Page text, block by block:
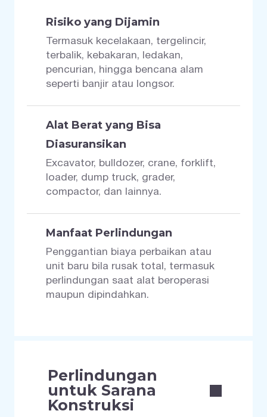
Risiko yang Dijamin
Termasuk kecelakaan, tergelincir,
terbalik, kebakaran, ledakan,
pencurian, hingga bencana alam
seperti banjir atau longsor.
Alat Berat yang Bisa
Diasuransikan
Excavator, bulldozer, crane, forklift,
loader, dump truck, grader,
compactor, dan lainnya.
Manfaat Perlindungan
Penggantian biaya perbaikan atau
unit baru bila rusak total, termasuk
perlindungan saat alat beroperasi
maupun dipindahkan.
Perlindungan
untuk Sarana
Konstruksi